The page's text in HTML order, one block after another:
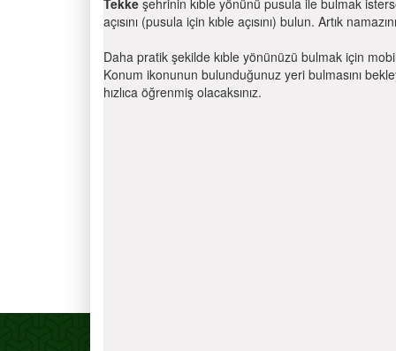
Tekke şehrinin kıble yönünü pusula ile bulmak
açısını (pusula için kıble açısını) bulun. Artık
Daha pratik şekilde kıble yönünüzü bulmak için
Konum ikonunun bulunduğunuz yeri bulmasını
hızlıca öğrenmiş olacaksınız.